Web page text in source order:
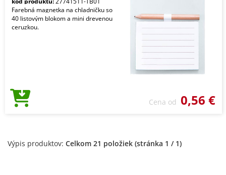
Farebná magnetka na chladničku so
40 listovým blokom a mini drevenou
ceruzkou.
Cena od 0,56 €
Výpis produktov: Celkom 21 položiek (stránka 1 / 1)